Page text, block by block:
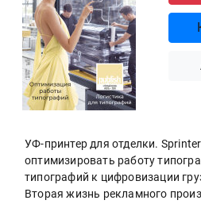
УФ-принтер для отделки.
оптимизировать работу
типографий к цифровизации
Вторая жизнь рекламного